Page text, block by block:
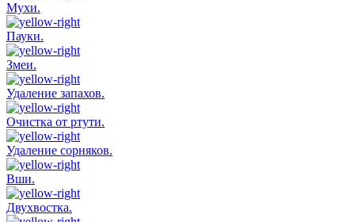
Мухи.
Пауки.
Змеи.
Удаление запахов.
Очистка от ртути.
Удаление сорняков.
Вши.
Двухвостка.